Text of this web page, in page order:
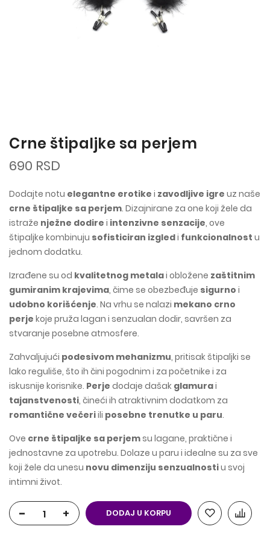
Crne štipaljke sa perjem
690 RSD
Dodajte notu elegantne erotike i zavodljive igre uz naše
crne štipaljke sa perjem. Dizajnirane za one koji žele da
istraže nježne dodire i intenzivne senzacije, ove
štipaljke kombinuju sofisticiran izgledi funkcionalnost u
jednom dodatku.
Izrađene su od kvalitetnog metalai obložene zaštitnim
gumiranim krajevima, čime se obezbeđuje sigurno i
udobno korišćenje. Na vrhu se nalazi mekano crno
perje koje pruža lagan i senzualan dodir, savršen za
stvaranje posebne atmosfere.
Zahvaljujući podesivom mehanizmu, pritisak štipaljki se
lako reguliše, što ih čini pogodnim i za početnike i za
iskusnije korisnike. Perje dodaje dašak glamurai
tajanstvenosti, čineći ih atraktivnim dodatkom za
romantične večeriili posebne trenutke u paru.
Ove crne štipaljke sa perjemsu lagane, praktične i
jednostavne za upotrebu. Dolaze u paru i idealne su za sve
koji žele da unesu novu dimenziju senzualnostiu svoj
intimni život.
- + DODAJ U KORPU